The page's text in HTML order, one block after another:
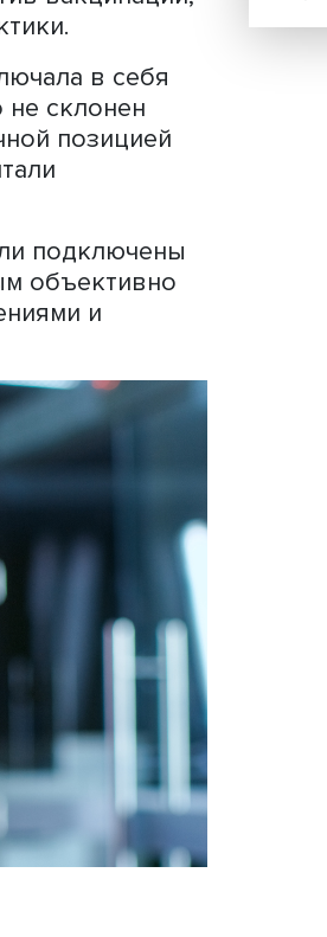
Исследователи
выше в том случае,
и
— известный врач и
лет, сообщали, что
которых
COVID-19. На
их
против вакцинации,
включала в себя
кто не склонен
публичной позицией
считали
были подключены
ученым объективно
и